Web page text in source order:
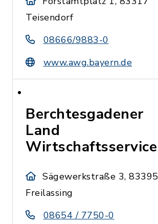
Teisendorf
08666/9883-0
www.awg.bayern.de
Berchtesgadener
Land
Wirtschaftsservice
Sägewerkstraße 3, 83395
Freilassing
08654 / 7750-0